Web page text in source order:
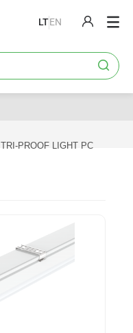
LTEN
TRI-PROOF LIGHT PC